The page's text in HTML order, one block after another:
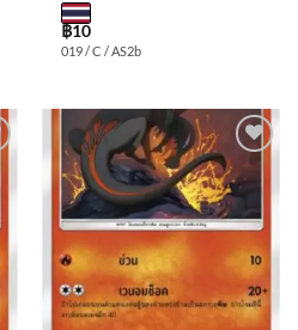
฿10
019 / C / AS2b
Add to
wishlist